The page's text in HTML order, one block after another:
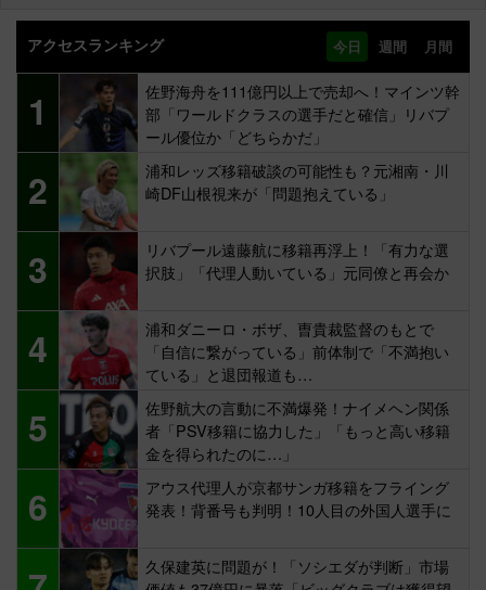
アクセスランキング 今日 週間 月間
1
佐野海舟を111億円以上で売却へ！マインツ幹
部「ワールドクラスの選手だと確信」リバプ
ール優位か「どちらかだ」
2
浦和レッズ移籍破談の可能性も？元湘南・川
崎DF山根視来が「問題抱えている」
3
リバプール遠藤航に移籍再浮上！「有力な選
択肢」「代理人動いている」元同僚と再会か
4
浦和ダニーロ・ボザ、曺貴裁監督のもとで
「自信に繋がっている」前体制で「不満抱い
ている」と退団報道も…
5
佐野航大の言動に不満爆発！ナイメヘン関係
者「PSV移籍に協力した」「もっと高い移籍
金を得られたのに…」
6
アウス代理人が京都サンガ移籍をフライング
発表！背番号も判明！10人目の外国人選手に
久保建英に問題が！「ソシエダが判断」市場